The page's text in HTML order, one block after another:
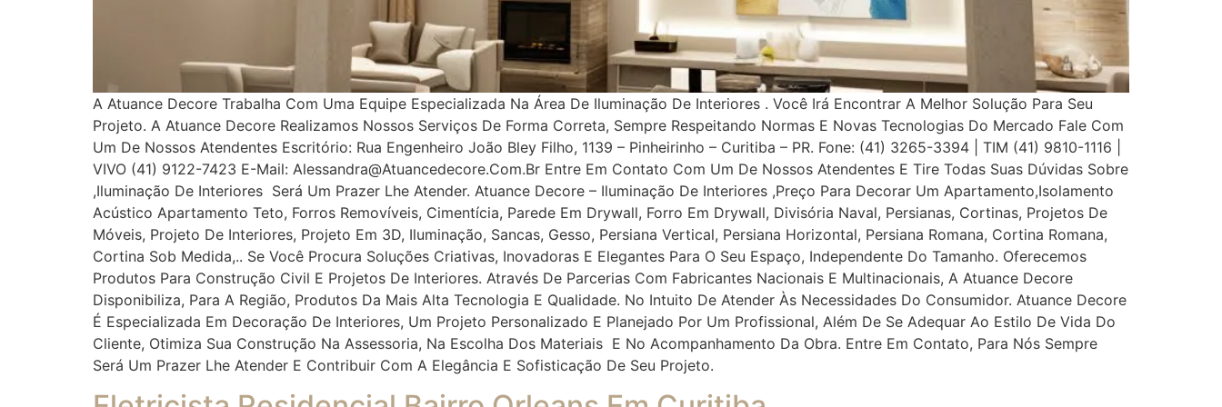
A Atuance Decore Trabalha Com Uma Equipe Especializada Na Área De Iluminação De Interiores . Você Irá Encontrar A Melhor Solução Para Seu
Projeto. A Atuance Decore Realizamos Nossos Serviços De Forma Correta, Sempre Respeitando Normas E Novas Tecnologias Do Mercado Fale Com
Um De Nossos Atendentes Escritório: Rua Engenheiro João Bley Filho, 1139 – Pinheirinho – Curitiba – PR. Fone: (41) 3265-3394 | TIM (41) 9810-1116 |
VIVO (41) 9122-7423 E-Mail: Alessandra@atuancedecore.com.br Entre Em Contato Com Um De Nossos Atendentes E Tire Todas Suas Dúvidas Sobre
,iluminação De Interiores Será Um Prazer Lhe Atender. Atuance Decore – Iluminação De Interiores ,Preço Para Decorar Um Apartamento,Isolamento
Acústico Apartamento Teto, Forros Removíveis, Cimentícia, Parede Em Drywall, Forro Em Drywall, Divisória Naval, Persianas, Cortinas, Projetos De
Móveis, Projeto De Interiores, Projeto Em 3D, Iluminação, Sancas, Gesso, Persiana Vertical, Persiana Horizontal, Persiana Romana, Cortina Romana,
Cortina Sob Medida,.. Se Você Procura Soluções Criativas, Inovadoras E Elegantes Para O Seu Espaço, Independente Do Tamanho. Oferecemos
Produtos Para Construção Civil E Projetos De Interiores. Através De Parcerias Com Fabricantes Nacionais E Multinacionais, A Atuance Decore
Disponibiliza, Para A Região, Produtos Da Mais Alta Tecnologia E Qualidade. No Intuito De Atender Às Necessidades Do Consumidor. Atuance Decore
É Especializada Em Decoração De Interiores, Um Projeto Personalizado E Planejado Por Um Profissional, Além De Se Adequar Ao Estilo De Vida Do
Cliente, Otimiza Sua Construção Na Assessoria, Na Escolha Dos Materiais E No Acompanhamento Da Obra. Entre Em Contato, Para Nós Sempre
Será Um Prazer Lhe Atender E Contribuir Com A Elegância E Sofisticação De Seu Projeto.